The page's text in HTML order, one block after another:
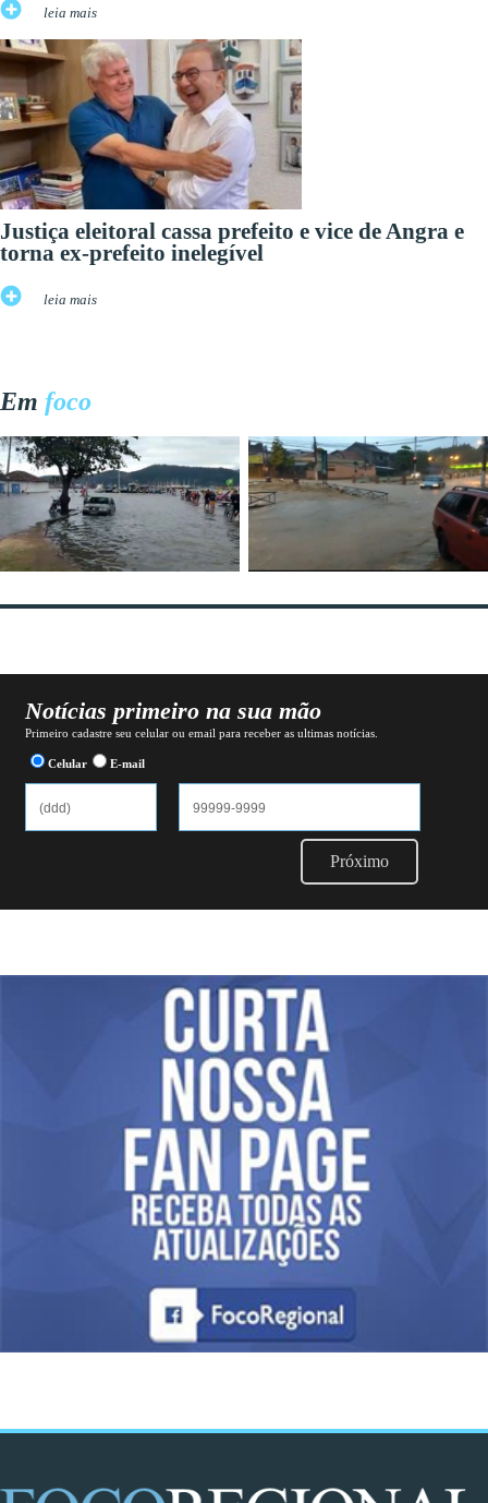
leia mais
Justiça eleitoral cassa prefeito e vice de Angra e
torna ex-prefeito inelegível
leia mais
Em foco
Notícias primeiro na sua mão
Primeiro cadastre seu celular ou email para receber as ultimas notícias.
Celular E-mail
Próximo